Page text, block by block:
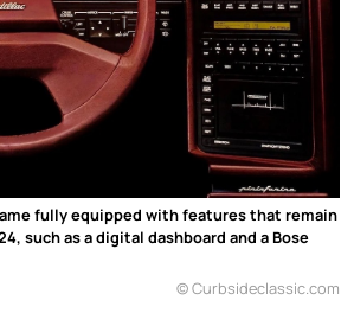
fully equipped with features that remain
such as a digital dashboard and a Bose
© Curbsideclassic.com